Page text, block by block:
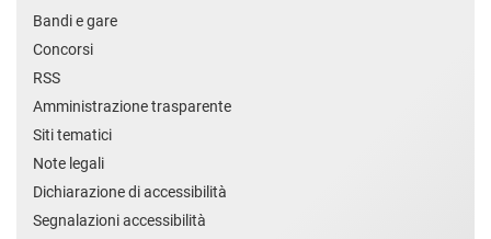
Bandi e gare
Concorsi
RSS
Amministrazione trasparente
Siti tematici
Note legali
Dichiarazione di accessibilità
Segnalazioni accessibilità